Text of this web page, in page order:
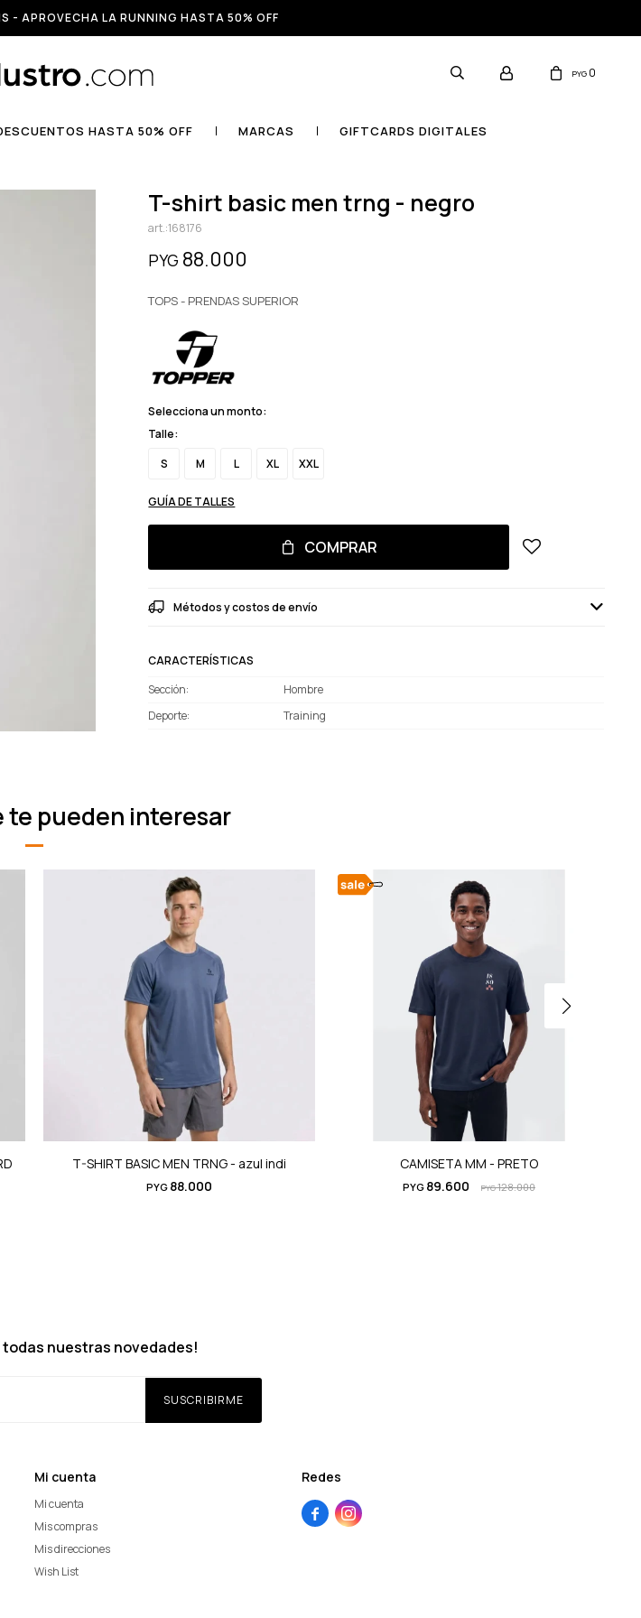
- APROVECHA LA RUNNING HASTA 50% OFF
HASTA 50% OFF MARCAS GIFTCARDS DIGITALES
PYG 0
t-shirt basic men trng - negro
168176
PYG 88.000
TOPS - PRENDAS SUPERIOR
Selecciona un monto:
Talle:
S
M L XL XXL
GUÍA DE TALLES
COMPRAR
Métodos y costos de envío
CARACTERÍSTICAS
Sección
Hombre
Deporte
Training
te pueden interesar
T-SHIRT BASIC MEN TRNG - azul indi
PYG 88.000
CAMISETA MM - PRETO
PYG 89.600 PYG128.000
Mi cuenta
Mi cuenta
Mis compras
Mis direcciones
Wish List
Redes
 
todas nuestras novedades!
SUSCRIBIRME